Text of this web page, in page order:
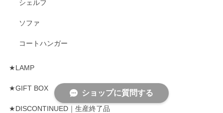
シェルフ
ソファ
コートハンガー
★LAMP
★GIFT BOX
★DISCONTINUED｜生産終了品
ショップに質問する